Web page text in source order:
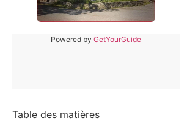
Powered by GetYourGuide
Table des matières